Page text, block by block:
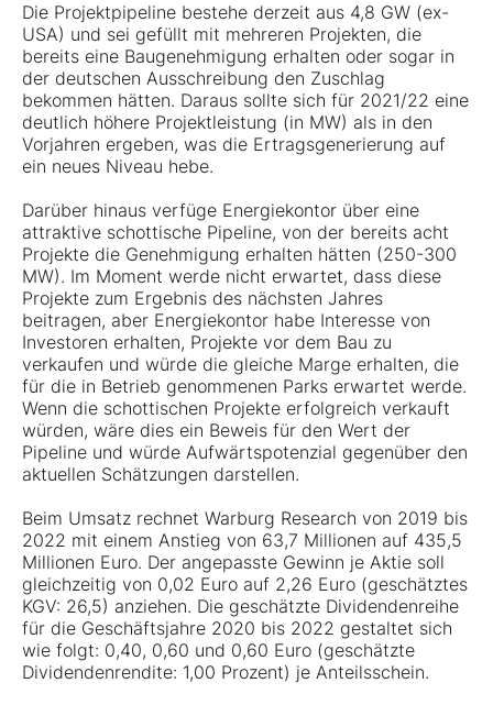
Die Projektpipeline bestehe derzeit aus 4,8 GW (ex-
USA) und sei gefüllt mit mehreren Projekten, die
bereits eine Baugenehmigung erhalten oder sogar in
der deutschen Ausschreibung den Zuschlag
bekommen hätten. Daraus sollte sich für 2021/22 eine
deutlich höhere Projektleistung (in MW) als in den
Vorjahren ergeben, was die Ertragsgenerierung auf
ein neues Niveau hebe.
Darüber hinaus verfüge Energiekontor über eine
attraktive schottische Pipeline, von der bereits acht
Projekte die Genehmigung erhalten hätten (250-300
MW). Im Moment werde nicht erwartet, dass diese
Projekte zum Ergebnis des nächsten Jahres
beitragen, aber Energiekontor habe Interesse von
Investoren erhalten, Projekte vor dem Bau zu
verkaufen und würde die gleiche Marge erhalten, die
für die in Betrieb genommenen Parks erwartet werde.
Wenn die schottischen Projekte erfolgreich verkauft
würden, wäre dies ein Beweis für den Wert der
Pipeline und würde Aufwärtspotenzial gegenüber den
aktuellen Schätzungen darstellen.
Beim Umsatz rechnet Warburg Research von 2019 bis
2022 mit einem Anstieg von 63,7 Millionen auf 435,5
Millionen Euro. Der angepasste Gewinn je Aktie soll
gleichzeitig von 0,02 Euro auf 2,26 Euro (geschätztes
KGV: 26,5) anziehen. Die geschätzte Dividendenreihe
für die Geschäftsjahre 2020 bis 2022 gestaltet sich
wie folgt: 0,40, 0,60 und 0,60 Euro (geschätzte
Dividendenrendite: 1,00 Prozent) je Anteilsschein.